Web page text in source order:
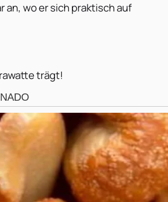
an, wo er sich praktisch auf
trägt!